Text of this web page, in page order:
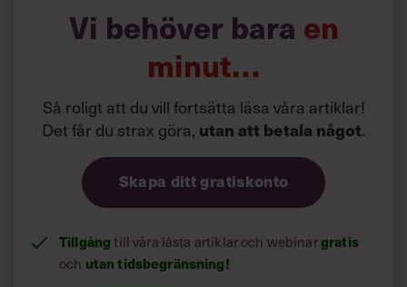
Vi behöver bara en
minut…
Så roligt att du vill fortsätta läsa våra artiklar!
Det får du strax göra, utan att betala något.
Skapa ditt gratiskonto
Tillgångtill våra låsta artiklar och webinargratis
och utan tidsbegränsning!